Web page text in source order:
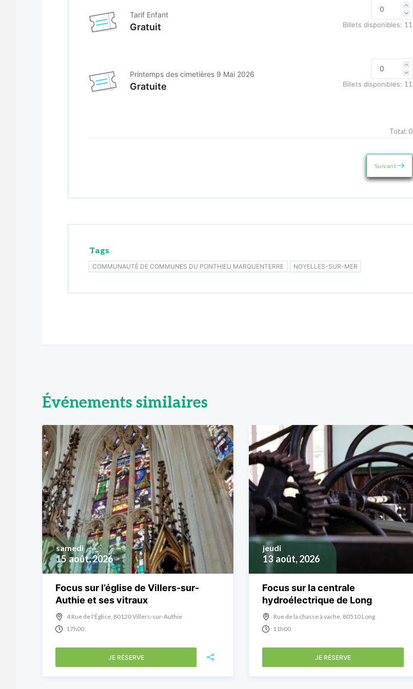
Tarif Enfant
Gratuit Billets disponibles: 11
Printemps des cimetières 9 Mai 2026
Gratuite Billets disponibles: 11
Total: 0
Suivant
Tags
COMMUNAUTÉ DE COMMUNES DU PONTHIEU MARQUENTERRE NOYELLES-SUR-MER
Événements similaires
15 août, 2026
samedi
Focus sur l’église de Villers-sur-
Authie et ses vitraux
4 Rue de l'Église, 80120 Villers-sur-Authie
17h00
JE RÉSERVE
13 août, 2026
jeudi
Focus sur la centrale
hydroélectrique de Long
Rue de la chasse à vache, 80510 Long
11h00
JE RÉSERVE